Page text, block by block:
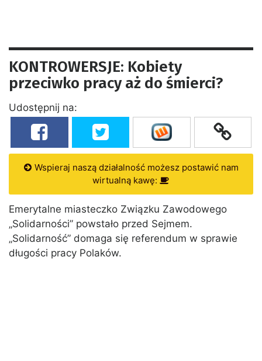
KONTROWERSJE: Kobiety
przeciwko pracy aż do śmierci?
Udostępnij na:
Wspieraj naszą działalność możesz postawić nam
wirtualną kawę:
Emerytalne miasteczko Związku Zawodowego
„Solidarności” powstało przed Sejmem.
„Solidarność” domaga się referendum w sprawie
długości pracy Polaków.